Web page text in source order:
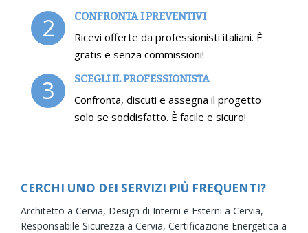
2 CONFRONTA I PREVENTIVI
Ricevi offerte da professionisti italiani. È
gratis e senza commissioni!
3 SCEGLI IL PROFESSIONISTA
Confronta, discuti e assegna il progetto
solo se soddisfatto. È facile e sicuro!
CERCHI UNO DEI SERVIZI PIÙ FREQUENTI?
Architetto a Cervia, Design di Interni e Esterni a Cervia,
Responsabile Sicurezza a Cervia, Certificazione Energetica a